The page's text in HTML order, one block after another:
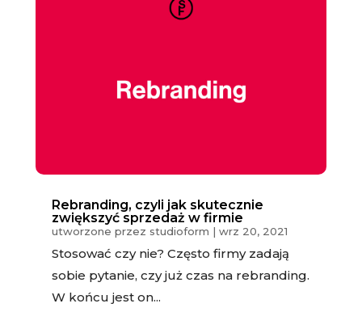
Rebranding, czyli jak skutecznie
zwiększyć sprzedaż w firmie
utworzone przez studioform | wrz 20, 2021
Stosować czy nie? Często firmy zadają
sobie pytanie, czy już czas na rebranding.
W końcu jest on...